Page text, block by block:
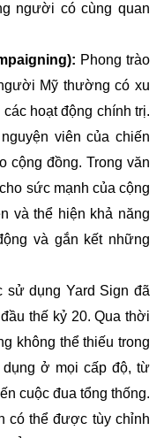
người có cùng quan
Phong trào
Mỹ thường có xu
hoạt động chính trị.
viên của chiến
cộng đồng. Trong văn
sức mạnh của cộng
và thể hiện khả năng
và gắn kết những
sử dụng Yard Sign đã
thế kỷ 20. Qua thời
không thể thiếu trong
ở mọi cấp độ, từ
cuộc đua tổng thống.
có thể được tùy chỉnh